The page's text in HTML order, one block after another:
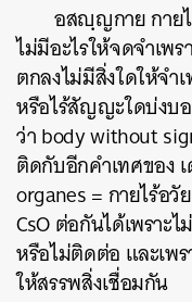
อสญฺญกาย กาย
ไม่มีอะไรให้จดจำเพ
ตกลงไม่มีสิ่งใดให้จ
หรือไร้สัญญะใดบ่งบ
ว่า body without
ติดกับอีกคำเทศของ
organes = กายไร้อวั
CsO ต่อกันได้เพรา
หรือไม่ติดต่อ และเพ
ให้สรรพสิ่งเชื่อมกัน